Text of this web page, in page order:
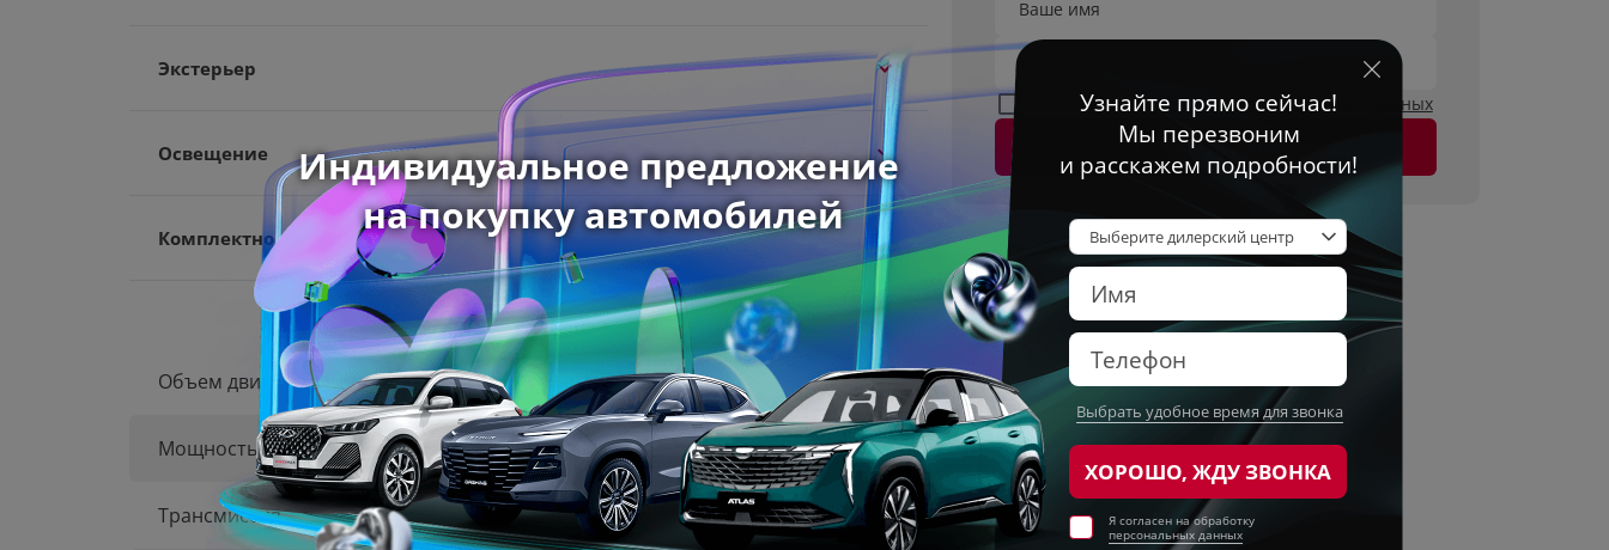
Экстерьер
Освещение
Комплектность
Объем двигателя 1.5 л
Мощность 193 л.с.
Трансмиссия Вариатор
Ваше имя
Телефон
Я согласен наобработку персональных данных
Оставить заявку